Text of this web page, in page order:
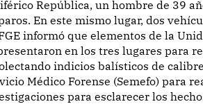
República, un hombre de 39
En este mismo lugar, dos
informó que elementos de la
en los tres lugares para
indicios balísticos de
Médico Forense (Semefo) para
para esclarecer los